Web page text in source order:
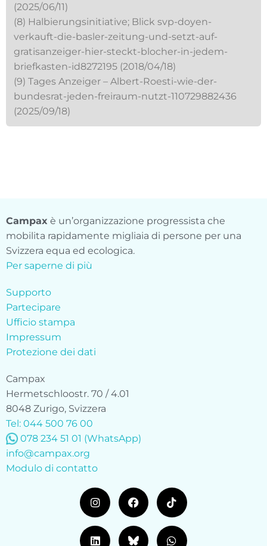
(2025/06/11)
(8) Halbierungsinitiative; Blick svp-doyen-
verkauft-die-basler-zeitung-und-setzt-auf-
gratisanzeiger-hier-steckt-blocher-in-jedem-
briefkasten-id8272195 (2018/04/18)
(9) Tages Anzeiger – Albert-Roesti-wie-der-
bundesrat-jeden-freiraum-nutzt-110729882436
(2025/09/18)
Campax è un’organizzazione progressista che
mobilita rapidamente migliaia di persone per una
Svizzera equa ed ecologica.
Per saperne di più
Supporto
Partecipare
Ufficio stampa
Impressum
Protezione dei dati
Campax
Hermetschloostr. 70 / 4.01
8048 Zurigo, Svizzera
Tel: 044 500 76 00
078 234 51 01 (WhatsApp)
info@campax.org
Modulo di contatto